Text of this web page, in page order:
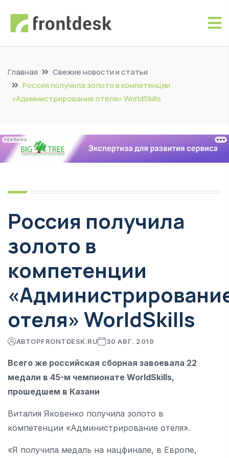
Главная
Свежие новости и статьи
Россия получила золото в компетенции
«Администрирование отеля» WorldSkills
РЕКЛАМА
Россия получила
золото в
компетенции
отеля» WorldSkills
АВТОРFRONTDESK.RU 30 АВГ. 2019
Всего же российская сборная завоевала 22
медали в 45-м чемпионате WorldSkills,
прошедшем в Казани
Виталия Яковенко получила золото в
компетенции «Администрирование отеля».
«Я получила медаль на нацфинале, в Европе,